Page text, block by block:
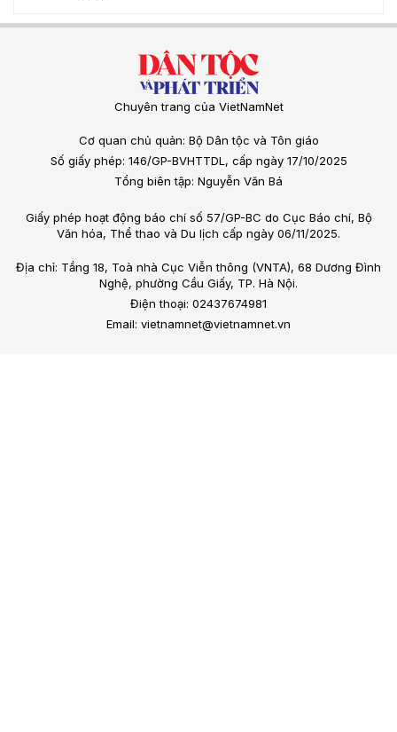
Chuyên trang của VietNamNet
Cơ quan chủ quản: Bộ Dân tộc và Tôn giáo
Số giấy phép: 146/GP-BVHTTDL, cấp ngày 17/10/2025
Tổng biên tập: Nguyễn Văn Bá
Giấy phép hoạt động báo chí số 57/GP-BC do Cục Báo chí, Bộ
Văn hóa, Thể thao và Du lịch cấp ngày 06/11/2025.
Địa chỉ: Tầng 18, Toà nhà Cục Viễn thông (VNTA), 68 Dương Đình
Nghệ, phường Cầu Giấy, TP. Hà Nội.
Điện thoại: 02437674981
Email: vietnamnet@vietnamnet.vn